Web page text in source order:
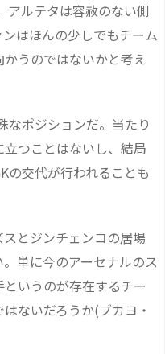
アルテタは容赦のない側
はほんの少しでもチーム
うのではないかと考え
なポジションだ。当たり
つことはないし、結局
の交代が行われることも
とジンチェンコの居場
単に今のアーセナルのス
いうのが存在するチー
ないだろうか(ブカヨ・